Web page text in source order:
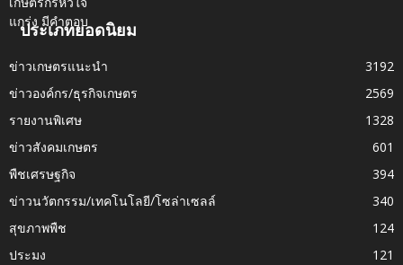
ประเภทยอดนิยม
ข่าวเกษตรแนะนำ
3192
ข่าวองค์กร/ธุรกิจเกษตร
2569
รายงานพิเศษ
1328
ข่าวสังคมเกษตร
601
พืชเศรษฐกิจ
394
ข่าวนวัตกรรม/เทคโนโลยี/โซล่าเซลล์
340
สุขภาพพืช
124
ประมง
121